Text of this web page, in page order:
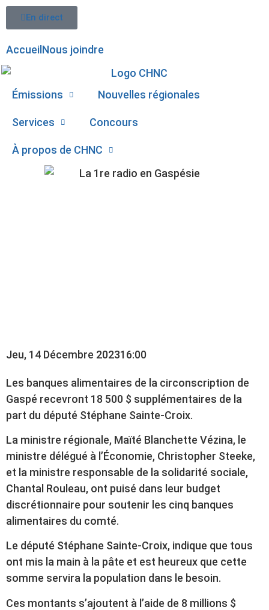
En direct
Accueil Nous joindre
Émissions Nouvelles régionales
Services Concours
À propos de CHNC
Jeu, 14 Décembre 202316:00
Les banques alimentaires de la circonscription de
Gaspé recevront 18 500 $ supplémentaires de la
part du député Stéphane Sainte-Croix.
La ministre régionale, Maïté Blanchette Vézina, le
ministre délégué à l’Économie, Christopher Steeke,
et la ministre responsable de la solidarité sociale,
Chantal Rouleau, ont puisé dans leur budget
discrétionnaire pour soutenir les cinq banques
alimentaires du comté.
Le député Stéphane Sainte-Croix, indique que tous
ont mis la main à la pâte et est heureux que cette
somme servira la population dans le besoin.
Ces montants s’ajoutent à l’aide de 8 millions $